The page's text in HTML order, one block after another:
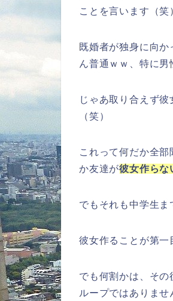
ことを言います（笑
既婚者が独身に向
ん普通ｗｗ、特に男
じゃあ取り合えず
（笑）
これって何だか全
か友達が彼女作らな
でもそれも中学生ま
彼女作ることが第一
でも何割かは、その
ループではありませ